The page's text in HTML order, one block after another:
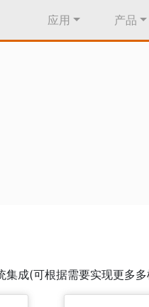
应用 产品
集成(可根据需要实现更多